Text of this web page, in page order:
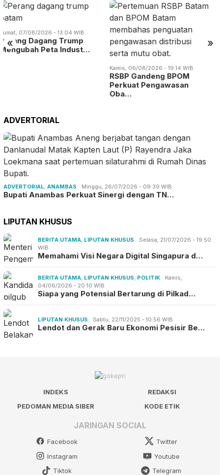
« »
Kamis, 06/08/2026 - 19:09 WIB
BP Batam Digitalisasi
Layanan Alokasi La…
ADVERTORIAL
ADVERTORIAL ANAMBAS Minggu, 26/07/2026 - 09:39 WIB
Bupati Anambas Perkuat Sinergi dengan TN…
LIPUTAN KHUSUS
BERITA UTAMA LIPUTAN KHUSUS
Selasa, 21/07/2026 - 19:50
WIB
Memahami Visi Negara Digital Singapura d…
BERITA UTAMA LIPUTAN KHUSUS POLITIK
Kamis,
04/06/2026 - 20:10 WIB
Siapa yang Potensial Bertarung di Pilkad…
LIPUTAN KHUSUS Sabtu, 22/11/2025 - 10:56 WIB
Lendot dan Gerak Baru Ekonomi Pesisir Be…
INDEKS
REDAKSI
PEDOMAN MEDIA SIBER
KODE ETIK
JARINGAN SOCIAL
Facebook
Twitter
Instagram
Youtube
Tiktok
Telegram